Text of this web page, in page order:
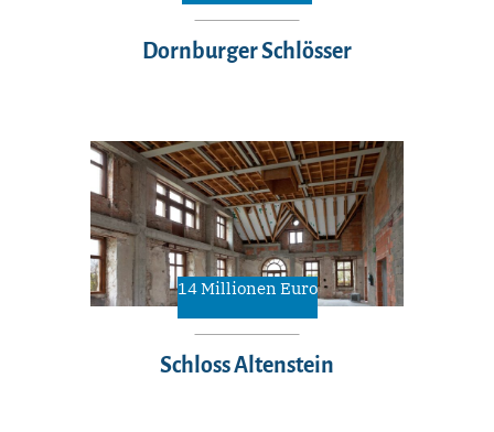
Dornburger Schlösser
14 Millionen Euro
Schloss Altenstein